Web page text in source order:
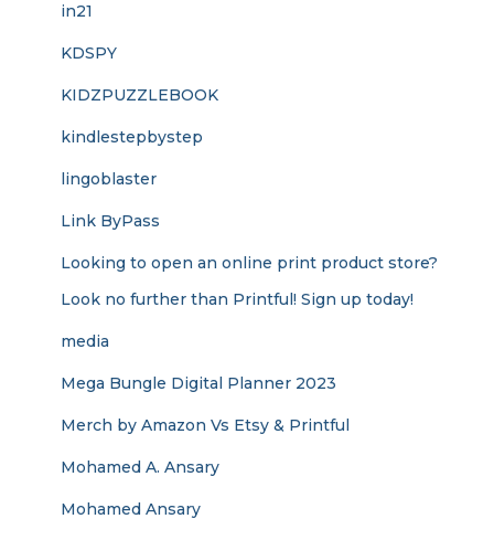
in21
KDSPY
KIDZPUZZLEBOOK
kindlestepbystep
lingoblaster
Link ByPass
Looking to open an online print product store?
Look no further than Printful! Sign up today!
media
Mega Bungle Digital Planner 2023
Merch by Amazon Vs Etsy & Printful
Mohamed A. Ansary
Mohamed Ansary